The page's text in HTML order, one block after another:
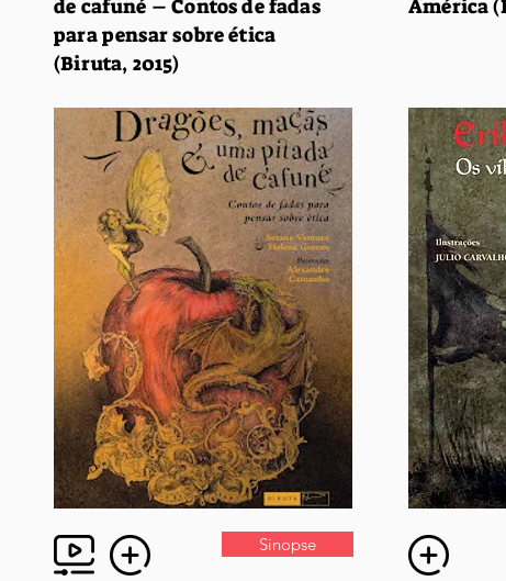
de cafuné – Contos de fadas
para pensar sobre ética
(Biruta, 2015)
América
Sinopse